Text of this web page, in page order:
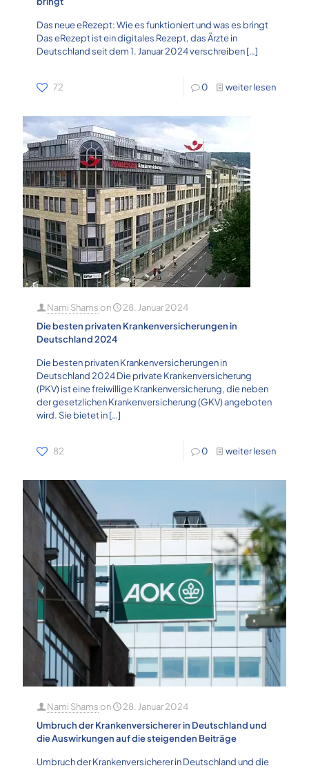
Das neue eRezept: Wie es funktioniert und was es bringt
Das eRezept ist ein digitales Rezept, das Ärzte in
Deutschland seit dem 1. Januar 2024 verschreiben[…]
72 0 weiter lesen
Nami Shams on
28. Januar 2024
Die besten privaten Krankenversicherungen in
Deutschland 2024
Die besten privaten Krankenversicherungen in
Deutschland 2024 Die private Krankenversicherung
(PKV) ist eine freiwillige Krankenversicherung, die neben
der gesetzlichen Krankenversicherung (GKV) angeboten
wird. Sie bietet in[…]
82 0 weiter lesen
Nami Shams on
28. Januar 2024
Umbruch der Krankenversicherer in Deutschland und
die Auswirkungen auf die steigenden Beiträge
Umbruch der Krankenversicherer in Deutschland und die